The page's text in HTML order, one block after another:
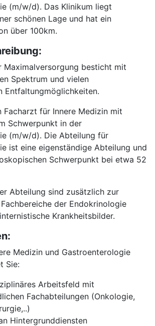
(m/w/d). Das Klinikum liegt
schönen Lage und hat ein
über 100km.
Maximalversorgung besticht mit
Spektrum und vielen
Entfaltungmöglichkeiten.
Facharzt für Innere Medizin mit
Schwerpunkt in der
(m/w/d). Die Abteilung für
ist eine eigenständige Abteilung und
Schwerpunkt bei etwa 52
Abteilung sind zusätzlich zur
der Endokrinologie
Krankheitsbilder.
Medizin und Gastroenterologie
Sie:
Arbeitsfeld mit
Fachabteilungen (Onkologie,
Hintergrunddiensten